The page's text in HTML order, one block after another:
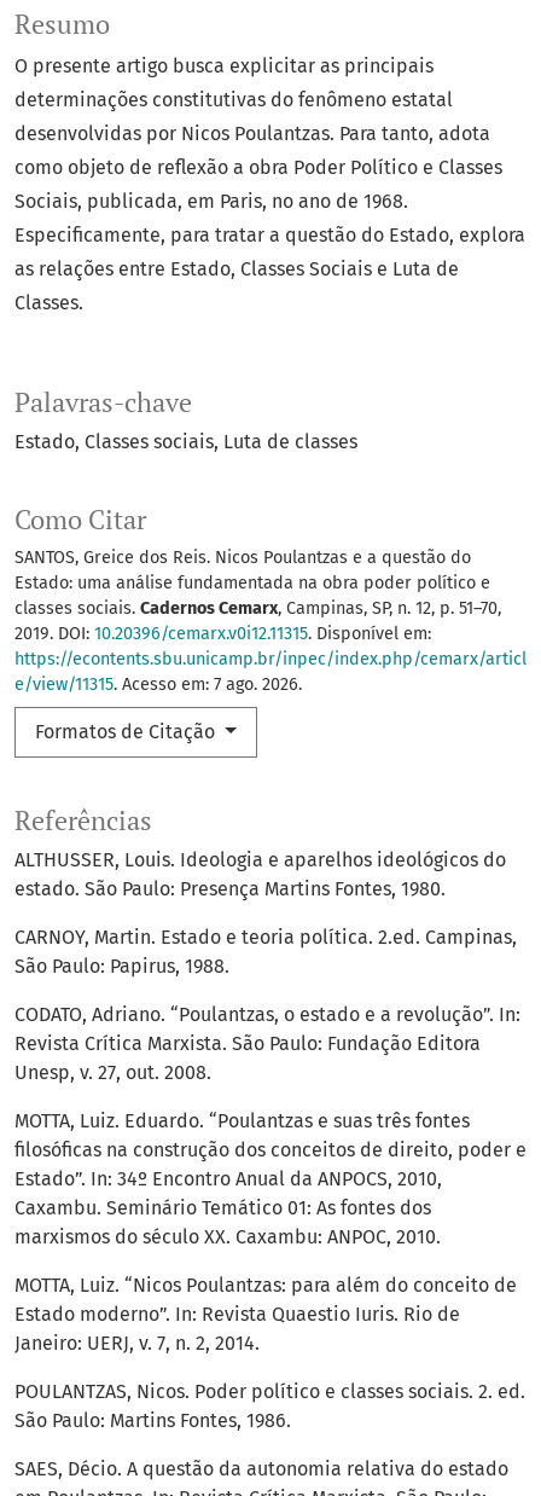
Palavras-chave
Estado Classes sociais Luta de classes
Como Citar
SANTOS, Greice dos Reis. Nicos Poulantzas e a questão do
Estado: uma análise fundamentada na obra poder político e
classes sociais. Cadernos Cemarx, Campinas, SP, n. 12, p. 51–70,
2019. DOI: 10.20396/cemarx.v0i12.11315. Disponível em:
https://econtents.sbu.unicamp.br/inpec/index.php/cemarx/articl
e/view/11315. Acesso em: 7 ago. 2026.
Formatos de Citação
Resumo
O presente artigo busca explicitar as principais
determinações constitutivas do fenômeno estatal
desenvolvidas por Nicos Poulantzas. Para tanto, adota
como objeto de reflexão a obra Poder Político e Classes
Sociais, publicada, em Paris, no ano de 1968.
Especificamente, para tratar a questão do Estado, explora
as relações entre Estado, Classes Sociais e Luta de
Classes.
Referências
ALTHUSSER, Louis. Ideologia e aparelhos ideológicos do
estado. São Paulo: Presença Martins Fontes, 1980.
CARNOY, Martin. Estado e teoria política. 2.ed. Campinas,
São Paulo: Papirus, 1988.
CODATO, Adriano. “Poulantzas, o estado e a revolução”. In:
Revista Crítica Marxista. São Paulo: Fundação Editora
Unesp, v. 27, out. 2008.
MOTTA, Luiz. Eduardo. “Poulantzas e suas três fontes
filosóficas na construção dos conceitos de direito, poder e
Estado”. In: 34º Encontro Anual da ANPOCS, 2010,
Caxambu. Seminário Temático 01: As fontes dos
marxismos do século XX. Caxambu: ANPOC, 2010.
MOTTA, Luiz. “Nicos Poulantzas: para além do conceito de
Estado moderno”. In: Revista Quaestio Iuris. Rio de
Janeiro: UERJ, v. 7, n. 2, 2014.
POULANTZAS, Nicos. Poder político e classes sociais. 2. ed.
São Paulo: Martins Fontes, 1986.
SAES, Décio. A questão da autonomia relativa do estado